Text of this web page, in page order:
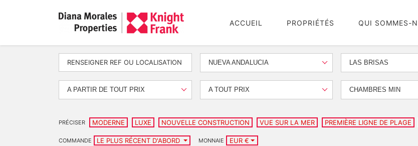
ACCUEIL PROPRIÉTÉS QUI SOMMES-
NUEVA ANDALUCIA LAS BRISAS
A PARTIR DE TOUT PRIX A TOUT PRIX CHAMBRES MIN
PRÉCISER MODERNE LUXE NOUVELLE CONSTRUCTION VUE SUR LA MER PREMIÈRE LIGNE DE PLAGE
COMMANDE LE PLUS RÉCENT D'ABORD MONNAIE EUR €